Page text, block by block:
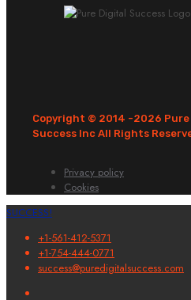
Copyright © 2014 -2026
Success Inc All Rights
Privacy policy
Cookies
SUCCESS!
+1-561-412-5371
+1-754-444-0771
success@puredigitalsuccess.com